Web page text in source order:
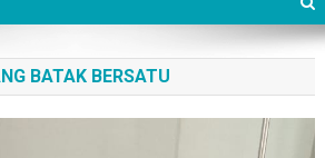
BATAK BERSATU